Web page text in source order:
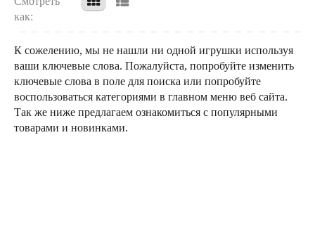
как:
К сожелению, мы не нашли ни одной игрушки используя
ваши ключевые слова. Пожалуйста, попробуйте изменить
ключевые слова в поле для поиска или попробуйте
воспользоваться категориями в главном меню веб сайта.
Так же ниже предлагаем ознакомиться с популярными
товарами и новинками.